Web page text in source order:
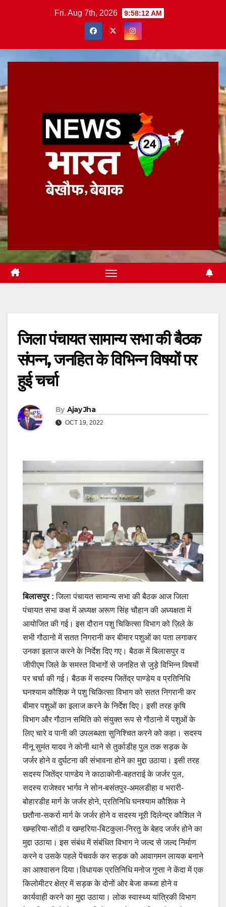
Fri. Aug 7th, 2026 9:58:13 AM
जिला पंचायत सामान्य सभा की बैठक
संपन्न, जनहित के विभिन्न विषयों पर
हुई चर्चा
By Ajay Jha
OCT 19, 2022
बिलासपुर :जिला पंचायत सामान्य सभा की बैठक आज जिला
पंचायत सभा कक्ष में अध्यक्ष अरूण सिंह चौहान की अध्यक्षता में
आयोजित की गई। इस दौरान पशु चिकित्सा विभाग को ज़िले के
सभी गौठानो में सतत निगरानी कर बीमार पशुओं का पता लगाकर
उनका इलाज करने के निर्देश दिए गए। बैठक में बिलासपुर व
जीपीएम जिले के समस्त विभागों से जनहित से जुड़े विभिन्न विषयों
पर चर्चा की गई। बैठक में सदस्य जितेंद्र पाण्डेय व प्रतिनिधि
घनश्याम कौशिक ने पशु चिकित्सा विभाग को सतत निगरानी कर
बीमार पशुओं का इलाज करने के निर्देश दिए। इसी तरह कृषि
विभाग और गौठान समिति को संयुक्त रूप से गौठानो में पशुओं के
लिए चारे व पानी की उपलब्धता सुनिश्चित करने को कहा। सदस्य
मीनू सुमंत यादव ने कोनी थाने से तुर्काडीह पुल तक सड़क के
जर्जर होने व दुर्घटना की संभावना होने का मुद्दा उठाया। इसी तरह
सदस्य जितेंद्र पाण्डेय ने काठाकोनी-बहतराई के जर्जर पुल,
सदस्य राजेश्वर भार्गव ने सोन-बसंतपुर-अमलडीहा व भरारी-
बोहारडीह मार्ग के जर्जर होने, प्रतिनिधि घनश्याम कौशिक ने
छतौना-सकर्रा मार्ग के जर्जर होने व सदस्य नूरी दिलेन्द्र कौशिल ने
खम्हरिया-सोंठी व खम्हरिया-बिटकुला-निरतु के बेहद जर्जर होने का
मुद्दा उठाया। इस संबंध में संबंधित विभाग ने जल्द से जल्द निर्माण
करने व उसके पहले पेंचवर्क कर सड़क को आवागमन लायक बनाने
का आश्वासन दिया।विधायक प्रतिनिधि मनोज गुप्ता ने केंदा में एक
किलोमीटर क्षेत्र में सड़क के दोनों ओर बेजा कब्जा होने व
कार्यवाही करने का मुद्दा उठाया। लोक स्वास्थ्य यांत्रिकी विभाग